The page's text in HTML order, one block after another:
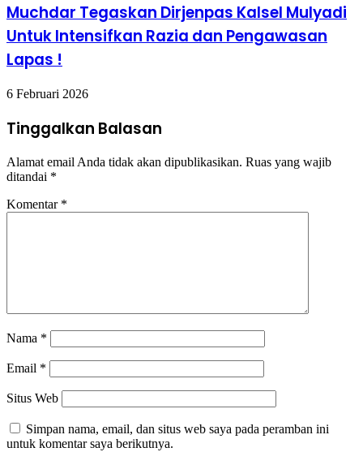
Muchdar Tegaskan Dirjenpas Kalsel Mulyadi
Untuk Intensifkan Razia dan Pengawasan
Lapas !
6 Februari 2026
Tinggalkan Balasan
Alamat email Anda tidak akan dipublikasikan. Ruas yang wajib
ditandai *
Komentar *
Nama *
Email *
Situs Web
Simpan nama, email, dan situs web saya pada peramban ini
untuk komentar saya berikutnya.